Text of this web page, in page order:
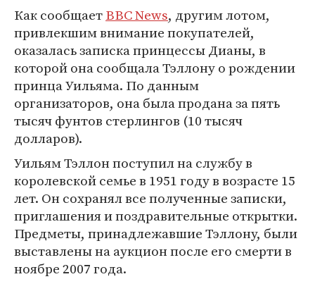
Как сообщаетBBC News, другим лотом,
привлекшим внимание покупателей,
оказалась записка принцессы Дианы, в
которой она сообщала Тэллону о рождении
принца Уильяма. По данным
организаторов, она была продана за пять
тысяч фунтов стерлингов (10 тысяч
долларов).
Уильям Тэллон поступил на службу в
королевской семье в 1951 году в возрасте 15
лет. Он сохранял все полученные записки,
приглашения и поздравительные открытки.
Предметы, принадлежавшие Тэллону, были
выставлены на аукцион после его смерти в
ноябре 2007 года.